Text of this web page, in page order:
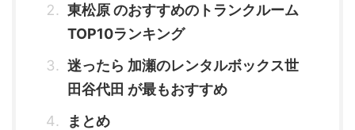
東松原 のおすすめのトランクルーム
TOP10ランキング
迷ったら 加瀬のレンタルボックス世
田谷代田 が最もおすすめ
まとめ